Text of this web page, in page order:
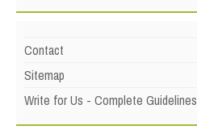
Contact
Sitemap
Write for Us - Complete Guidelines